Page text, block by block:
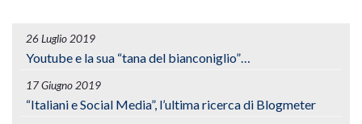
26 Luglio 2019
Youtube e la sua “tana del bianconiglio”…
17 Giugno 2019
“Italiani e Social Media”, l’ultima ricerca di Blogmeter